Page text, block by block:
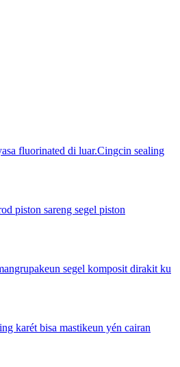
fluorinated di luar.Cingcin sealing
piston sareng segel piston
segel komposit dirakit ku
karét bisa mastikeun yén cairan